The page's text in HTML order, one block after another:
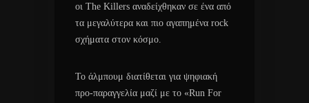
οι The Killers αναδείχθηκαν σε ένα από
τα μεγαλύτερα και πιο αγαπημένα rock
σχήματα στον κόσμο.
Το άλμπουμ διατίθεται για ψηφιακή
προ-παραγγελία μαζί με το «Run For